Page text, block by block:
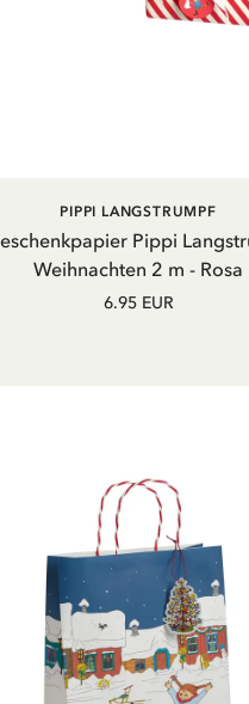
IN DEN WARENKORB
Pippi
Weihnachten 2 m - Rosa
PIPPI LANGSTRUMPF
6.95 EUR